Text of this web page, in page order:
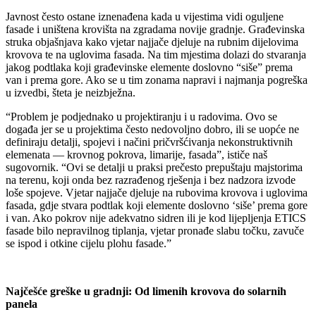
Javnost često ostane iznenađena kada u vijestima vidi oguljene
fasade i uništena krovišta na zgradama novije gradnje. Građevinska
struka objašnjava kako vjetar najjače djeluje na rubnim dijelovima
krovova te na uglovima fasada. Na tim mjestima dolazi do stvaranja
jakog podtlaka koji građevinske elemente doslovno “siše” prema
van i prema gore. Ako se u tim zonama napravi i najmanja pogreška
u izvedbi, šteta je neizbježna.
“Problem je podjednako u projektiranju i u radovima. Ovo se
događa jer se u projektima često nedovoljno dobro, ili se uopće ne
definiraju detalji, spojevi i načini pričvršćivanja nekonstruktivnih
elemenata — krovnog pokrova, limarije, fasada”, ističe naš
sugovornik. “Ovi se detalji u praksi prečesto prepuštaju majstorima
na terenu, koji onda bez razrađenog rješenja i bez nadzora izvode
loše spojeve. Vjetar najjače djeluje na rubovima krovova i uglovima
fasada, gdje stvara podtlak koji elemente doslovno ‘siše’ prema gore
i van. Ako pokrov nije adekvatno sidren ili je kod lijepljenja ETICS
fasade bilo nepravilnog tiplanja, vjetar pronađe slabu točku, zavuče
se ispod i otkine cijelu plohu fasade.”
Najčešće greške u gradnji: Od limenih krovova do solarnih
panela